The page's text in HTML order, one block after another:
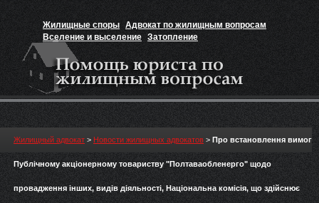
Жилищные споры Адвокат по жилищным вопросам
Вселение и выселение Затопление
Признание прав на жильё
Жилищный адвокат > Новости жилищных адвокатов > Про встановлення вимог
Публічному акціонерному товариству "Полтаваобленерго" щодо
провадження інших, видів діяльності, Національна комісія, що здійснює